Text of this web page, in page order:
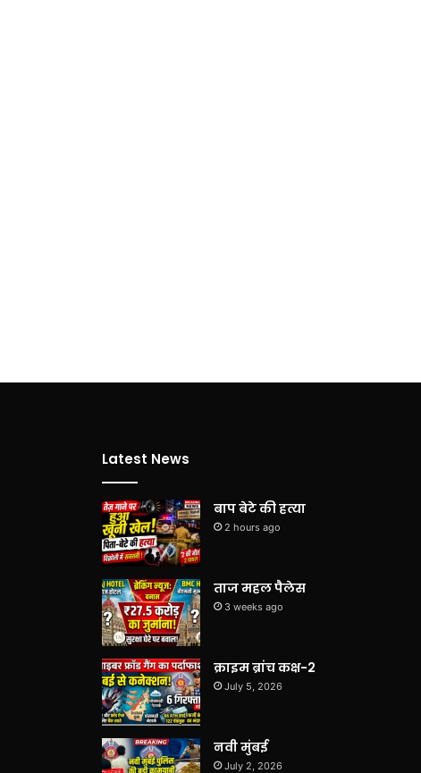
Latest News
बाप बेटे की हत्या
2 hours ago
ताज महल पैलेस
3 weeks ago
क्राइम ब्रांच कक्ष-2
July 5, 2026
नवी मुंबई
July 2, 2026